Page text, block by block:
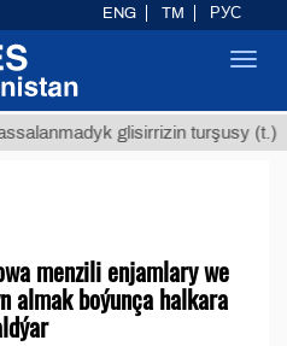
glisirrizin turşusy (t.)
menzili enjamlary we
almak boýunça halkara
ENG TM РУС